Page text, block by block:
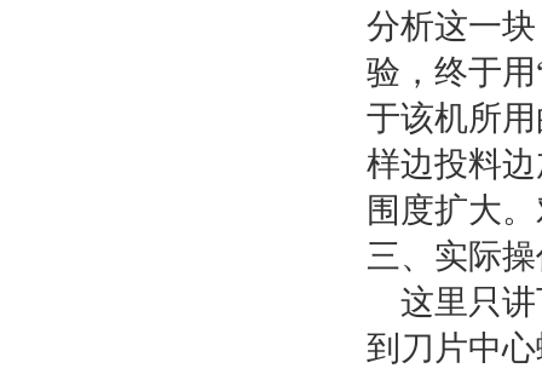
分析这一
验，终于
于该机所
样边投料
围度扩大
三、实际
这里只讲
到刀片中